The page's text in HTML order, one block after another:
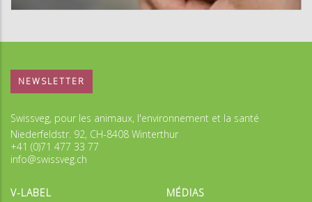
NEWSLETTER
Swissveg, pour les animaux, l'environnement et la santé
Niederfeldstr. 92, CH-8408 Winterthur
+41 (0)71 477 33 77
info@swissveg.ch
V-LABEL
MÉDIAS